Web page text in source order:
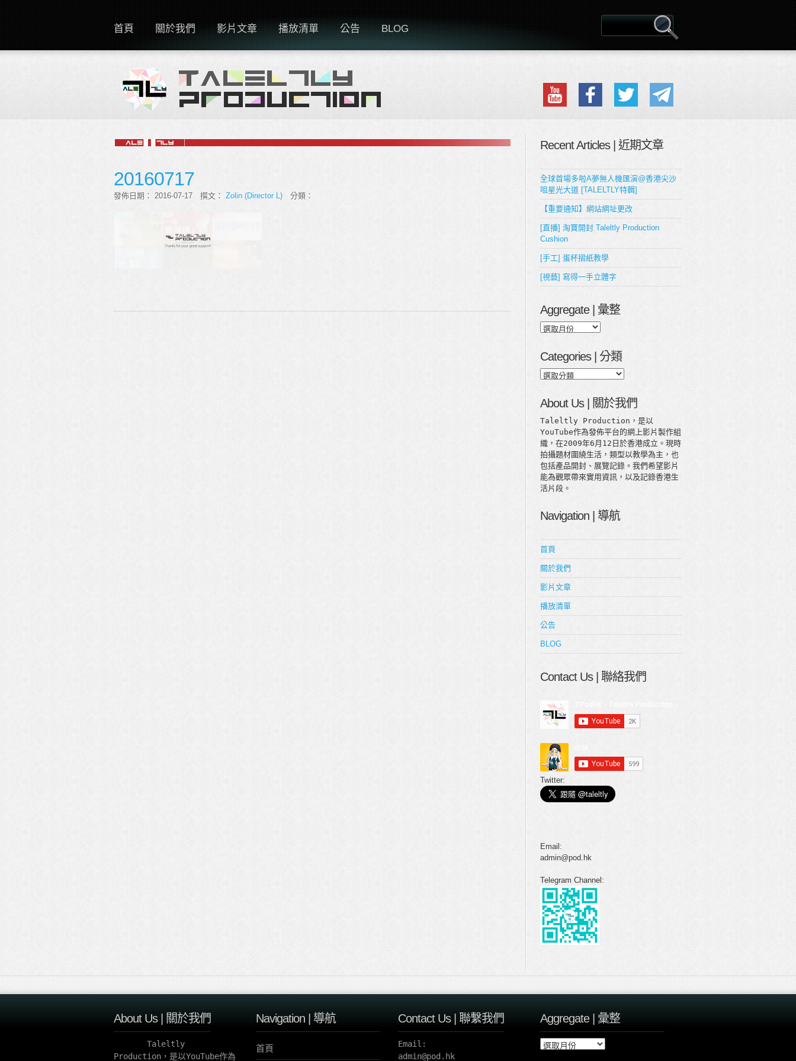
首頁 關於我們 影片文章 播放清單 公告 BLOG
20160717
發佈日期： 2016-07-17 撰文： Zolin (Director L) 分類：
Recent Articles | 近期文章
全球首場多啦A夢無人機匯演@香港尖沙
咀星光大道 [TALELTLY特輯]
【重要通知】網站網址更改
[直播] 淘寶開封 Taleltly Production
Cushion
[手工] 蛋杯摺紙教學
[視藝] 寫得一手立體字
Aggregate | 彙整
Aggregate
整
Categories | 分類
Categories
類
About Us | 關於我們
Taleltly Production，是以
YouTube作為發佈平台的網上影片製作組
織，在2009年6月12日於香港成立。現時
拍攝題材圍繞生活，類型以教學為主，也
包括產品開封、展覽記錄。我們希望影片
能為觀眾帶來實用資訊，以及記錄香港生
活片段。
Navigation | 導航
首頁
關於我們
影片文章
播放清單
公告
BLOG
Contact Us | 聯絡我們
Twitter:
Email:
admin@pod.hk
Telegram Channel:
About Us | 關於我們
Taleltly
Production，是以YouTube作為
Navigation | 導航
首頁
Contact Us | 聯繫我們
Email:
admin@pod.hk
Aggregate | 彙整
A